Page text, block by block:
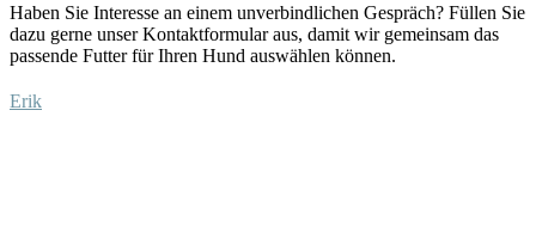
Haben Sie Interesse an einem unverbindlichen Gespräch? Füllen Sie
dazu gerne unser Kontaktformular aus, damit wir gemeinsam das
passende Futter für Ihren Hund auswählen können.
Erik